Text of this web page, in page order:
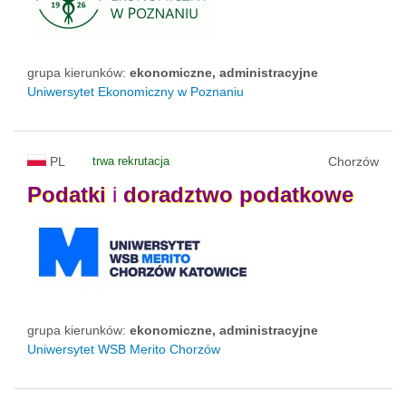
grupa kierunków: ekonomiczne, administracyjne
Uniwersytet Ekonomiczny w Poznaniu
PL trwa rekrutacja Chorzów
Podatki i doradztwo podatkowe
grupa kierunków: ekonomiczne, administracyjne
Uniwersytet WSB Merito Chorzów